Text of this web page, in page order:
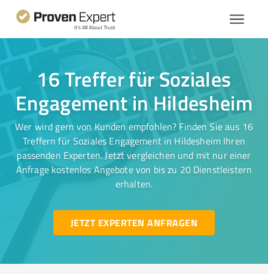
16 Treffer für Soziales
Engagement in Hildesheim
Wer wird gern von Kunden empfohlen? Finden Sie aus 16
Treffern für Soziales Engagement in Hildesheim Ihren
passenden Experten. Jetzt vergleichen und mit nur einer
Anfrage kostenlos Angebote von bis zu 20 Dienstleistern
erhalten.
JETZT EXPERTEN ANFRAGEN